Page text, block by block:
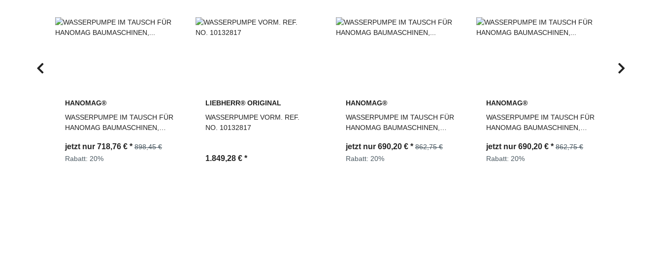
HANOMAG®
WASSERPUMPE IM TAUSCH FÜR
HANOMAG BAUMASCHINEN,
jetzt nur 718,76 € * 898,45 €
Rabatt: 20%
LIEBHERR® ORIGINAL
WASSERPUMPE VORM. REF.
NO. 10132817
1.849,28 € *
HANOMAG®
WASSERPUMPE IM TAUSCH FÜR
HANOMAG BAUMASCHINEN,
jetzt nur 690,20 € * 862,75 €
Rabatt: 20%
HANOMAG®
WASSERPUMPE IM TAUSCH FÜR
HANOMAG BAUMASCHINEN,
jetzt nur 690,20 € * 862,75 €
Rabatt: 20%